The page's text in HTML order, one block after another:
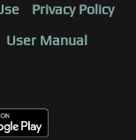
Privacy Policy
User Manual